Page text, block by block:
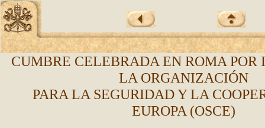
CUMBRE CELEBRADA EN ROMA POR
LA ORGANIZACIÓN
PARA LA SEGURIDAD Y LA
EUROPA (OSCE)